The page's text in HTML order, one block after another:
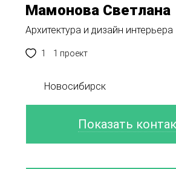
Мамонова Светлана
Архитектура и дизайн интерьера
1 1 проект
Новосибирск
Показать